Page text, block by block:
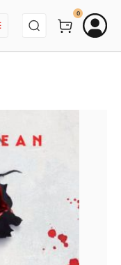
BEJELENTKEZÉS
0